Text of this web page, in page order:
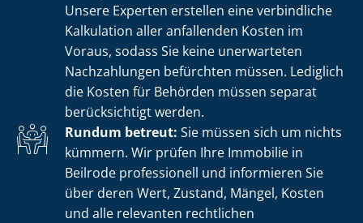
Unsere Experten erstellen eine verbindliche
Kalkulation aller anfallenden Kosten im
Voraus, sodass Sie keine unerwarteten
Nachzahlungen befürchten müssen. Lediglich
die Kosten für Behörden müssen separat
berücksichtigt werden.
Rundum betreut: Sie müssen sich um nichts
kümmern. Wir prüfen Ihre Immobilie in
Beilrode professionell und informieren Sie
über deren Wert, Zustand, Mängel, Kosten
und alle relevanten rechtlichen